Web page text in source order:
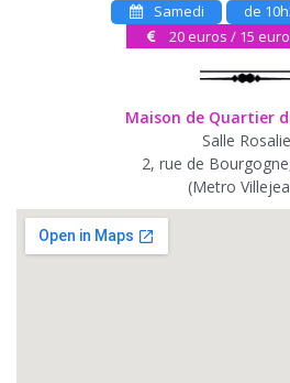
Samedi
de
20 euros / 15
Maison de Quartier
Salle Rosalie
2, rue de
(Metro